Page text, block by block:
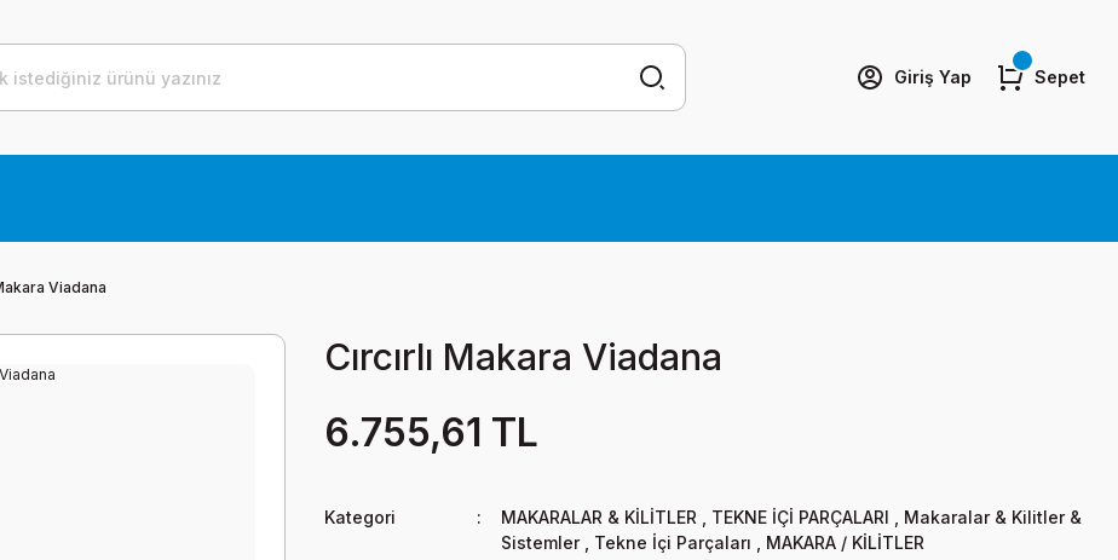
Giriş Yap Sepet
Viadana
Cırcırlı Makara Viadana
6.755,61 TL
Kategori MAKARALAR & KİLİTLER TEKNE İÇİ PARÇALARI
Makaralar & Kilitler &
Sistemler
Tekne İçi Parçaları
MAKARA / KİLİTLER